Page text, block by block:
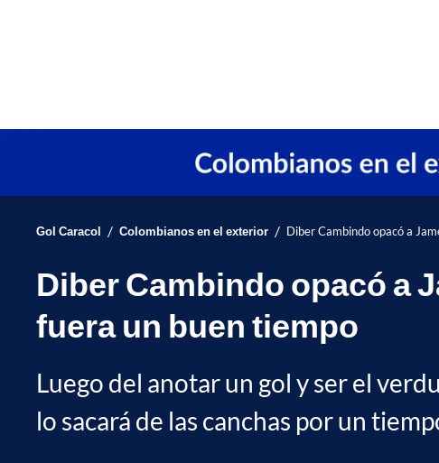
Gol Caracol / Colombianos en el exterior / Diber Cambindo opacó a
Diber Cambindo opacó a
fuera un buen tiempo
Luego del anotar un gol y ser el
lo sacará de las canchas por un